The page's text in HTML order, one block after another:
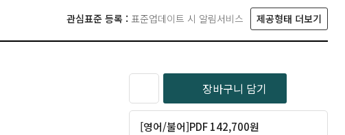
관심표준 등록 : 표준업데이트 시 알림서비스 제공형태 더보기
장바구니 담기
[영어/불어]PDF 142,700원